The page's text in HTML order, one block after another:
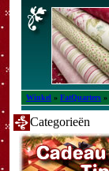
Winkel » FatQuarters »
Categorieën